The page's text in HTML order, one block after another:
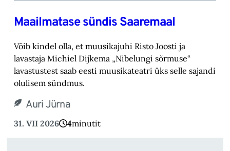
Maailmatase sündis Saaremaal
Võib kindel olla, et muusikajuhi Risto Joosti ja
lavastaja Michiel Dijkema „Nibelungi sõrmuse“
lavastustest saab eesti muusikateatri üks selle sajandi
olulisem sündmus.
Auri Jürna
31. VII 2026 4minutit